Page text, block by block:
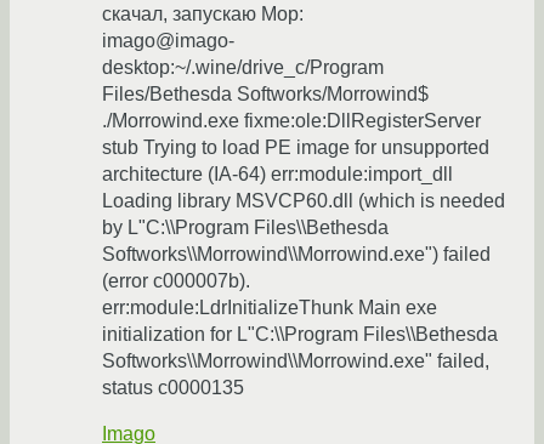
скачал, запускаю Мор:
imago@imago-
desktop:~/.wine/drive_c/Program
Files/Bethesda Softworks/Morrowind$
./Morrowind.exe fixme:ole:DllRegisterServer
stub Trying to load PE image for unsupported
architecture (IA-64) err:module:import_dll
Loading library MSVCP60.dll (which is needed
by L"C:\\Program Files\\Bethesda
Softworks\\Morrowind\\Morrowind.exe") failed
(error c000007b).
err:module:LdrInitializeThunk Main exe
initialization for L"C:\\Program Files\\Bethesda
Softworks\\Morrowind\\Morrowind.exe" failed,
status c0000135
Imago